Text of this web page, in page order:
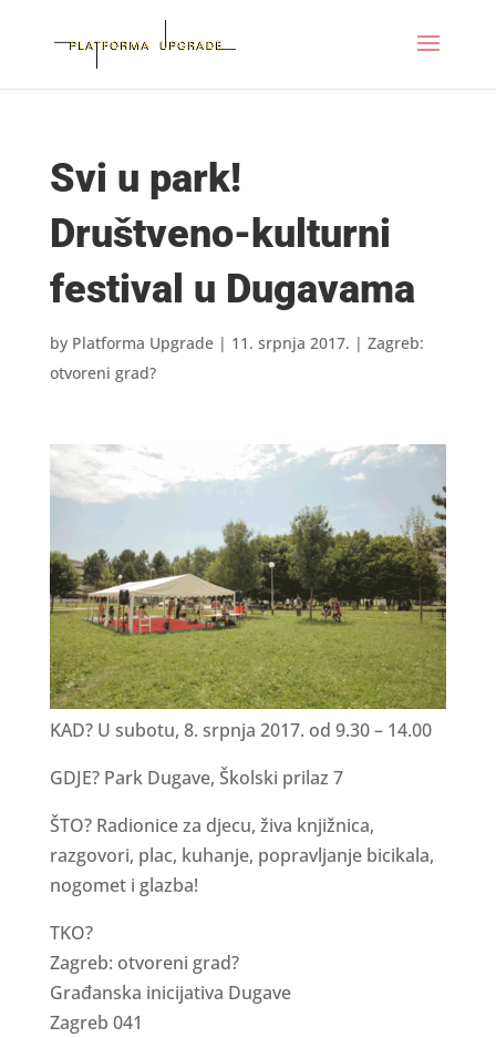
Svi u park!
Društveno-kulturni
festival u Dugavama
by Platforma Upgrade| 11. srpnja 2017. | Zagreb:
otvoreni grad?
KAD? U subotu, 8. srpnja 2017. od 9.30 – 14.00
GDJE? Park Dugave, Školski prilaz 7
ŠTO? Radionice za djecu, živa knjižnica,
razgovori, plac, kuhanje, popravljanje bicikala,
nogomet i glazba!
TKO?
Zagreb: otvoreni grad?
Građanska inicijativa Dugave
Zagreb 041